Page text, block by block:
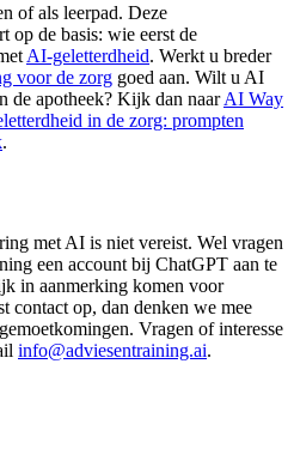
of als leerpad. Deze
op de basis: wie eerst de
AI-geletterdheid. Werkt u breder
voor de zorg goed aan. Wilt u AI
de apotheek? Kijk dan naarAI Way
in de zorg: prompten
.
met AI is niet vereist. Wel vragen
een account bij ChatGPT aan te
in aanmerking komen voor
contact op, dan denken we mee
Vragen of interesse
info@adviesentraining.ai.